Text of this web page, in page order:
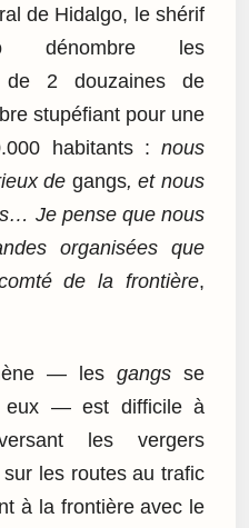
de Hidalgo, le shérif
dénombre les
de 2 douzaines de
stupéfiant pour une
habitants : nous
de gangs, et nous
Je pense que nous
organisées que
de la frontière,
— les gangs se
eux — est difficile à
les vergers
les routes au trafic
à la frontière avec le